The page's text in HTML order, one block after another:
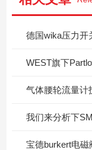
德国wika压力开
WEST旗下
气体腰轮流量计
宝德burkert电